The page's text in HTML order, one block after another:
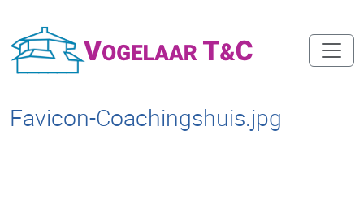
Favicon-Coachingshuis.jpg